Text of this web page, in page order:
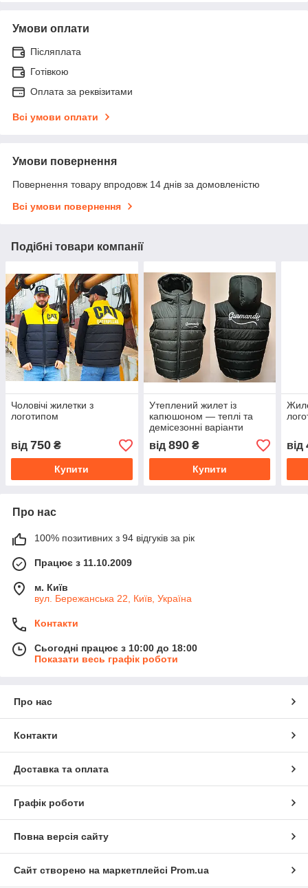
Умови оплати
Післяплата
Готівкою
Оплата за реквізитами
Всі умови оплати
Умови повернення
Повернення товару впродовж 14 днів за домовленістю
Всі умови повернення
Подібні товари компанії
Чоловічі жилетки з
логотипом
від 750 ₴
Купити
Утеплений жилет із
капюшоном — теплі та
демісезонні варіанти
від 890₴
Купити
від
Про нас
100% позитивних з 94 відгуків за рік
Працює з 11.10.2009
м. Київ
вул. Бережанська 22, Київ, Україна
Контакти
Сьогодні працює з 10:00 до 18:00
Показати весь графік роботи
Про нас
Контакти
Доставка та оплата
Графік роботи
Повна версія сайту
Сайт створено на маркетплейсі Prom.ua